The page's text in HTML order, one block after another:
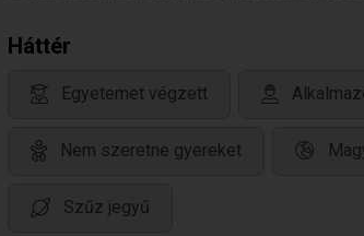
Háttér
Egyetemet végzett
Nem szeretne gyereket
Szűz jegyű